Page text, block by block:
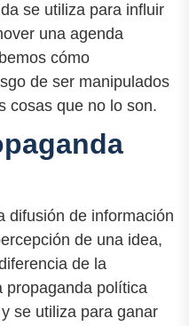
se utiliza para influir
una agenda
cómo
de ser manipulados
cosas que no lo son.
difusión de información
de una idea,
de la
propaganda política
se utiliza para ganar